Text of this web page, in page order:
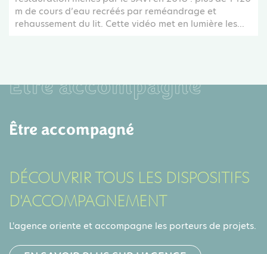
m de cours d’eau recréés par reméandrage et
rehaussement du lit. Cette vidéo met en lumière les...
Être accompagné
Être accompagné
DÉCOUVRIR TOUS LES DISPOSITIFS
D'ACCOMPAGNEMENT
L'agence oriente et accompagne les porteurs de projets.